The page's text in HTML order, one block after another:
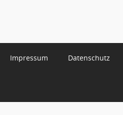
Impressum Datenschutz